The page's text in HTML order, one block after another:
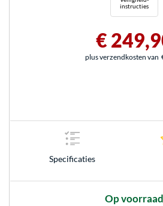
instructies
€
plus verzendkosten van
Specificaties
Op voorraad